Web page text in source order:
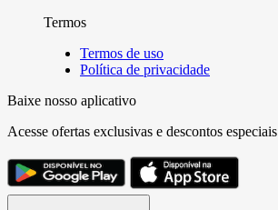
Termos
Termos de uso
Política de privacidade
Baixe nosso aplicativo
Acesse ofertas exclusivas e descontos especiais